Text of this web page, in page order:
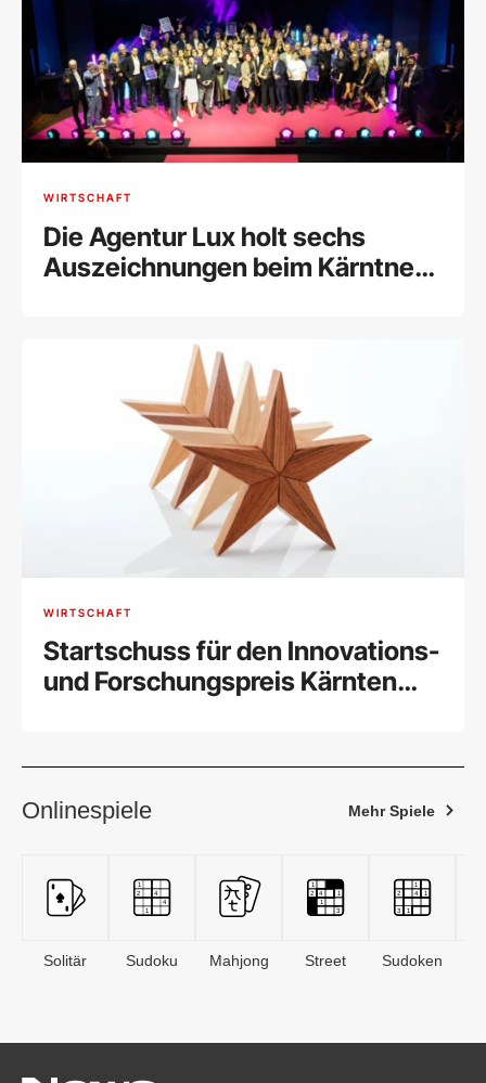
WIRTSCHAFT
Die Agentur Lux holt sechs
Auszeichnungen beim Kärntner
WIRTSCHAFT
Startschuss für den Innovations-
und Forschungspreis Kärnten
Onlinespiele Mehr Spiele
Solitär Sudoku Mahjong Street Sudoken